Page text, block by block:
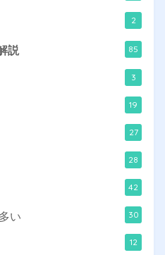
2
説 85
3
19
27
28
42
い 30
12